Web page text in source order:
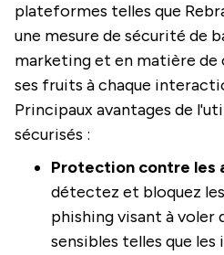
plateformes telles que
une mesure de sécurité de
marketing et en matière
ses fruits à chaque
Principaux avantages de
sécurisés :
Protection contre les
détectez et bloquez
phishing visant à voler
sensibles telles que